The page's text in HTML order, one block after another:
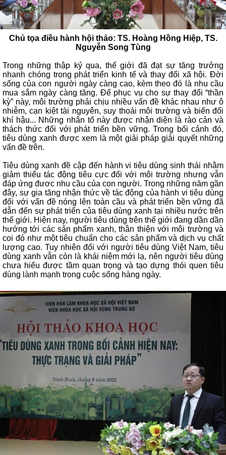
Chủ tọa điều hành hội thảo: TS. Hoàng Hồng Hiệp, TS.
Nguyễn Song Tùng
Trong những thập kỷ qua, thế giới đã đạt sự tăng trưởng
nhanh chóng trong phát triển kinh tế và thay đổi xã hội. Đời
sống của con người ngày càng cao, kèm theo đó là nhu cầu
mua sắm ngày càng tăng. Để phục vụ cho sự thay đổi “thần
kỳ” này, môi trường phải chịu nhiều vấn đề khác nhau như ô
nhiễm, cạn kiệt tài nguyên, suy thoái môi trường và biến đổi
khí hậu... Những nhân tố này được nhận diện là rào cản và
thách thức đối với phát triển bền vững. Trong bối cảnh đó,
tiêu dùng xanh được xem là một giải pháp giải quyết những
vấn đề trên.
Tiêu dùng xanh đề cập đến hành vi tiêu dùng sinh thái nhằm
giảm thiểu tác động tiêu cực đối với môi trường nhưng vẫn
đáp ứng đươc nhu cầu của con người. Trong những năm gần
đây, sự gia tăng nhận thức về tác động của hành vi tiêu dùng
đối với vấn đề nóng lên toàn cầu và phát triển bền vững đã
dẫn đến sự phát triển của tiêu dùng xanh tại nhiều nước trên
thế giới. Hiện nay, người tiêu dùng trên thế giới đang dần dần
hướng tới các sản phẩm xanh, thân thiện với môi trường và
coi đó như một tiêu chuẩn cho các sản phẩm và dịch vụ chất
lượng cao. Tuy nhiên đối với người tiêu dùng Việt Nam, tiêu
dùng xanh vẫn còn là khái niệm mới lạ, nên người tiêu dùng
chưa hiểu được tầm quan trọng và tạo dựng thói quen tiêu
dùng lành mạnh trong cuộc sống hàng ngày.